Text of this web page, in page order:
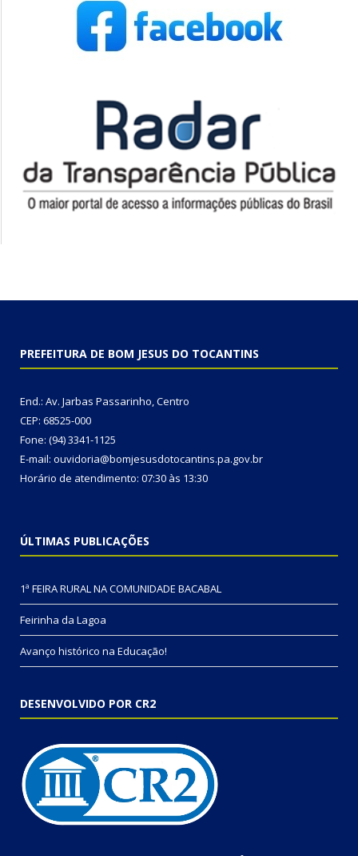
PREFEITURA DE BOM JESUS DO TOCANTINS
End.: Av. Jarbas Passarinho, Centro
CEP: 68525-000
Fone: (94) 3341-1125
E-mail: ouvidoria@bomjesusdotocantins.pa.gov.br
Horário de atendimento: 07:30 às 13:30
ÚLTIMAS PUBLICAÇÕES
1ª FEIRA RURAL NA COMUNIDADE BACABAL
Feirinha da Lagoa
Avanço histórico na Educação!
DESENVOLVIDO POR CR2